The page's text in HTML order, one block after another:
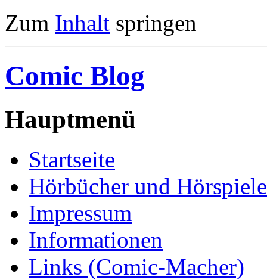
Zum Inhalt springen
Comic Blog
Hauptmenü
Startseite
Hörbücher und Hörspiele
Impressum
Informationen
Links (Comic-Macher)